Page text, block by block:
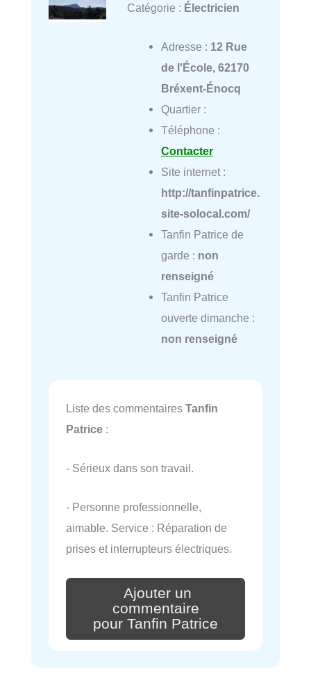
Catégorie : Électricien
Adresse : 12 Rue
de l'École, 62170
Bréxent-Énocq
Quartier :
Téléphone :
Contacter
Site internet :
http://tanfinpatrice.
site-solocal.com/
Tanfin Patrice de
garde : non
renseigné
Tanfin Patrice
ouverte dimanche :
non renseigné
Liste des commentaires Tanfin
Patrice :
- Sérieux dans son travail.
- Personne professionnelle,
aimable. Service : Réparation de
prises et interrupteurs électriques.
Ajouter un
commentaire
pour Tanfin Patrice